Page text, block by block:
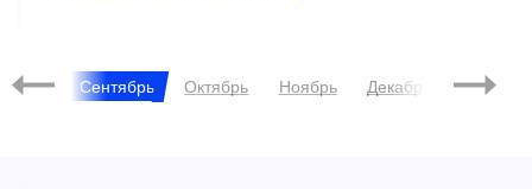
Август Сентябрь Октябрь Ноябрь Декабрь